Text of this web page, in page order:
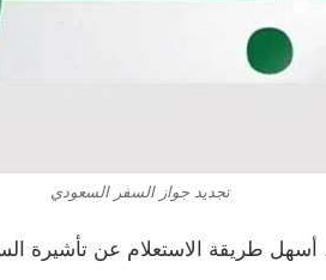
تجديد جواز السفر السعودي
أسهل طريقة الاستعلام عن تأشيرة